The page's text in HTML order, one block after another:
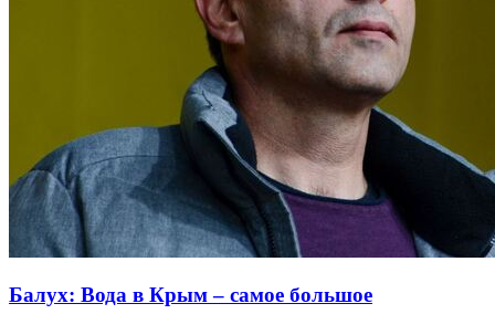
Балух: Вода в Крым – самое большое